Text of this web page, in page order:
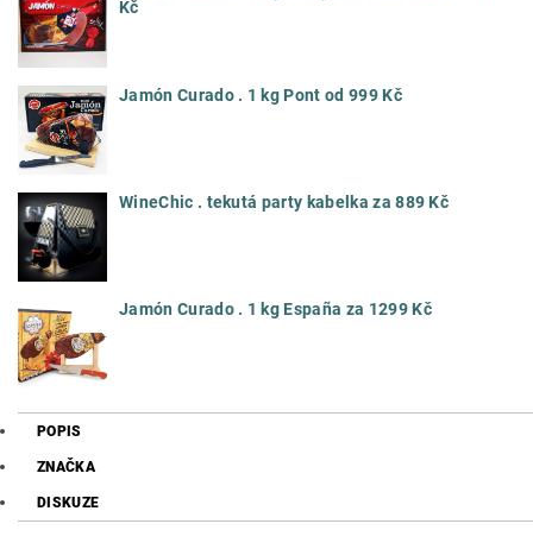
Kč
Jamón Curado . 1 kg Pont od 999 Kč
WineChic . tekutá party kabelka za 889 Kč
Jamón Curado . 1 kg España za 1299 Kč
POPIS
ZNAČKA
DISKUZE